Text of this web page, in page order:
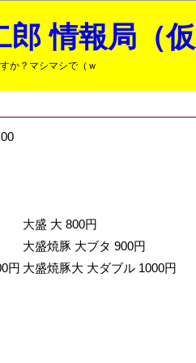
郎 情報局（
か？マシマシで（ｗ
大盛 大 800円
大盛焼豚 大ブタ 900円
円 大盛焼豚大 大ダブル 1000円